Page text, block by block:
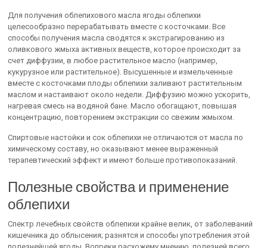
Для получения облепихового масла ягоды облепихи
целесообразно перерабатывать вместе с косточками. Все
способы получения масла сводятся к экстрагированию из
оливкового жмыха активных веществ, которое происходит за
счет диффузии, в любое растительное масло (например,
кукурузное или растительное). Высушенные и измельченные
вместе с косточками плоды облепихи заливают растительным
маслом и настаивают около недели. Диффузию можно ускорить,
нагревая смесь на водяной бане. Масло обогащают, повышая
концентрацию, повторением экстракции со свежим жмыхом.
Спиртовые настойки и сок облепихи не отличаются от масла по
химическому составу, но оказывают менее выраженный
терапевтический эффект и имеют больше противопоказаний.
Полезные свойства и применение
облепихи
Спектр лечебных свойств облепихи крайне велик, от заболеваний
кишечника до облысения; разнятся и способы употребления этой